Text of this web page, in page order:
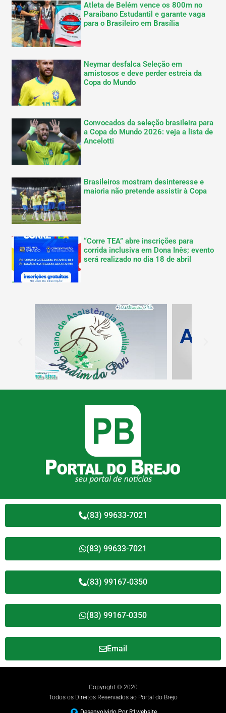
Atleta de Belém vence os 800m no
Paraibano Estudantil e garante vaga
para o Brasileiro em Brasília
Neymar desfalca Seleção em
amistosos e deve perder estreia da
Copa do Mundo
Convocados da seleção brasileira para
a Copa do Mundo 2026: veja a lista de
Ancelotti
Brasileiros mostram desinteresse e
maioria não pretende assistir à Copa
“Corre TEA” abre inscrições para
corrida inclusiva em Dona Inês; evento
será realizado no dia 18 de abril
(83) 99633-7021
(83) 99633-7021
(83) 99167-0350
(83) 99167-0350
Email
Copyright © 2020
Todos os Direitos Reservados ao Portal do Brejo